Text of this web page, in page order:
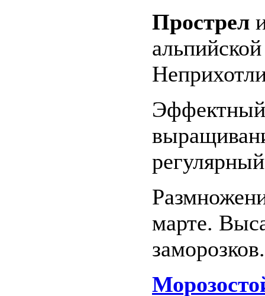
Прострел
Эффектный
марте.
заморозков.